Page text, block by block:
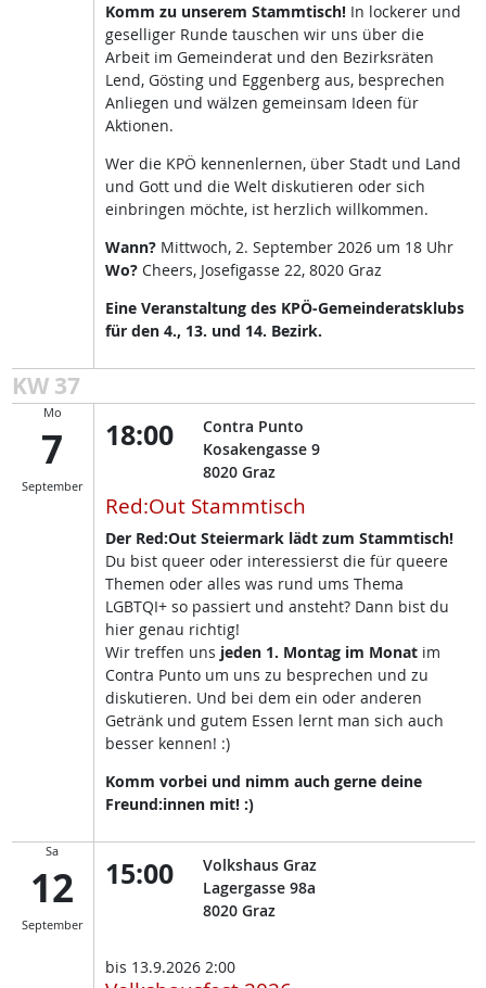
Komm zu unserem Stammtisch!In lockerer und
geselliger Runde tauschen wir uns über die
Arbeit im Gemeinderat und den Bezirksräten
Lend, Gösting und Eggenberg aus, besprechen
Anliegen und wälzen gemeinsam Ideen für
Aktionen.
Wer die KPÖ kennenlernen, über Stadt und Land
und Gott und die Welt diskutieren oder sich
einbringen möchte, ist herzlich willkommen.
Wann?Mittwoch, 2. September 2026 um 18 Uhr
Wo?Cheers, Josefigasse 22, 8020 Graz
Eine Veranstaltung des KPÖ-Gemeinderatsklubs
für den 4., 13. und 14. Bezirk.
KW 37
Mo
7
September
18:00
Contra Punto
Kosakengasse 9
8020 Graz
Red:Out Stammtisch
Der Red:Out Steiermark lädt zum Stammtisch!
Du bist queer oder interessierst die für queere
Themen oder alles was rund ums Thema
LGBTQI+ so passiert und ansteht? Dann bist du
hier genau richtig!
Wir treffen uns jeden 1. Montag im Monat im
Contra Punto um uns zu besprechen und zu
diskutieren. Und bei dem ein oder anderen
Getränk und gutem Essen lernt man sich auch
besser kennen! :)
Komm vorbei und nimm auch gerne deine
Freund:innen mit! :)
Sa
12
September
15:00
Volkshaus Graz
Lagergasse 98a
8020 Graz
bis 13.9.2026 2:00